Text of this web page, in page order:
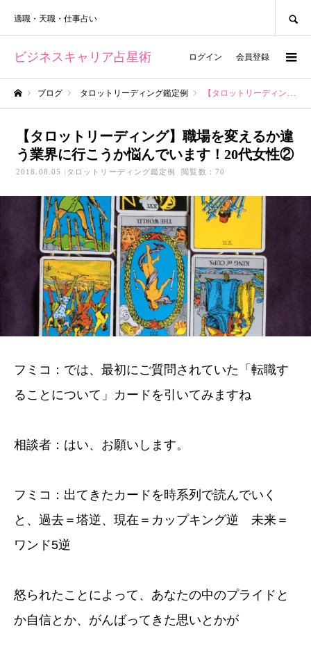
ビジネスキャリア占星術
適職・天職・仕事占い
ログイン 会員登録
ブログ タロットリーディング鑑定例 【タロットリーディング】職場を変えるか違う業界に行こうか悩んでいます！20代女性②
【タロットリーディング】職場を変えるか違
う業界に行こうか悩んでいます！20代女性②
2018.08.05 タロットリーディング鑑定例 閲覧数：70
フミコ：では、最初にご質問されていた「転職す
ることについて」カードを引いてみますね
相談者：はい、お願いします。
フミコ：出てきたカードを時系列で読んでいく
と、過去＝塔逆、現在＝カップキング逆 未来＝
ワンド5逆
怒られたことによって、あなたの中のプライドと
か自信とか、がんばってきた思いとかが